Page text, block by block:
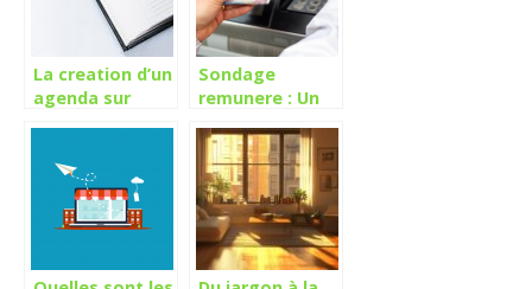
La creation d’un
agenda sur
pour en ajouter
Sondage
remunere : Un
simple pour se
faire de l’argent